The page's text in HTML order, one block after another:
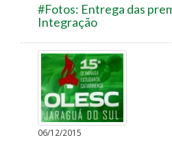
#Fotos: Entrega das
Integração
06/12/2015